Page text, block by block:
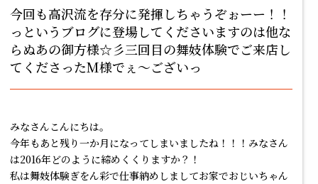
今回も高沢流を存分に発揮しちゃうぞぉーー！！
っというブログに登場してくださいますのは他な
らぬあの御方様☆彡三回目の舞妓体験でご来店し
てくださったM様でぇ～ございっ
みなさんこんにちは。
今年もあと残り一か月になってしまいましたね！！！みなさん
は2016年どのように締めくくりますか？！
私は舞妓体験ぎをん彩で仕事納めしましてお家でおじいちゃん